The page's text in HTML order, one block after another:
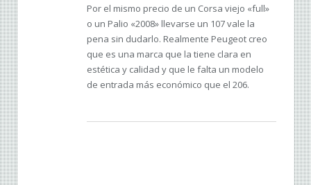
Por el mismo precio de un Corsa viejo «full»
o un Palio «2008» llevarse un 107 vale la
pena sin dudarlo. Realmente Peugeot creo
que es una marca que la tiene clara en
estética y calidad y que le falta un modelo
de entrada más económico que el 206.